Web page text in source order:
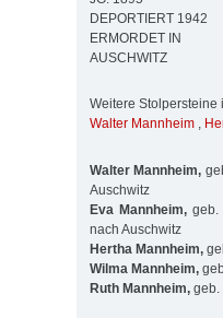
DEPORTIERT 1942
ERMORDET IN
AUSCHWITZ
Weitere Stolpersteine
Walter Mannheim ,
Walter Mannheim,
Auschwitz
Eva Mannheim, geb.
nach Auschwitz
Hertha Mannheim,
Wilma Mannheim,
Ruth Mannheim, geb.